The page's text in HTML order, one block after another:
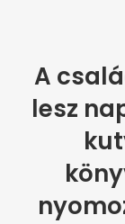
A
lesz